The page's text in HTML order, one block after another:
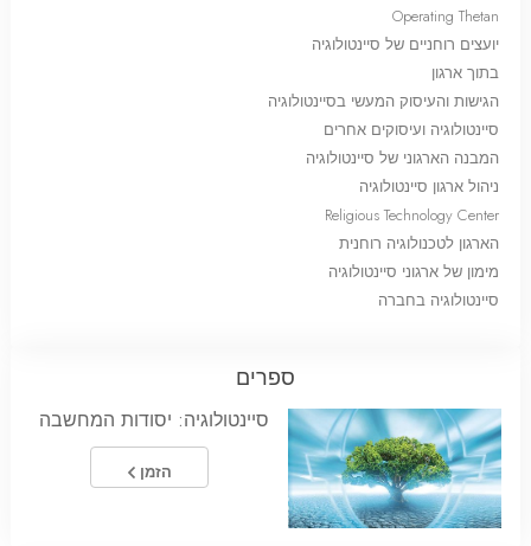
Operating Thetan
יועצים רוחניים של סיינטולוגיה
בתוך ארגון
הגישות והעיסוק המעשי בסיינטולוגיה
סיינטולוגיה ועיסוקים אחרים
המבנה הארגוני של סיינטולוגיה
ניהול ארגון סיינטולוגיה
Religious Technology Center
הארגון לטכנולוגיה רוחנית
מימון של ארגוני סיינטולוגיה
סיינטולוגיה בחברה
ספרים
סיינטולוגיה: יסודות המחשבה
הזמן